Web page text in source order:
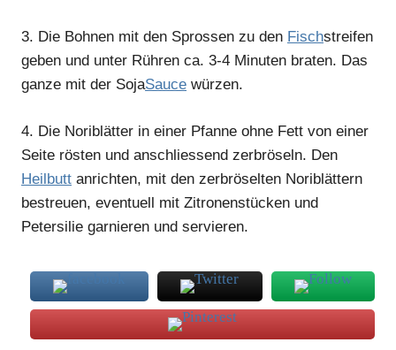
3. Die Bohnen mit den Sprossen zu den Fischstreifen
geben und unter Rühren ca. 3-4 Minuten braten. Das
ganze mit der SojaSauce würzen.
4. Die Noriblätter in einer Pfanne ohne Fett von einer
Seite rösten und anschliessend zerbröseln. Den
Heilbutt anrichten, mit den zerbröselten Noriblättern
bestreuen, eventuell mit Zitronenstücken und
Petersilie garnieren und servieren.